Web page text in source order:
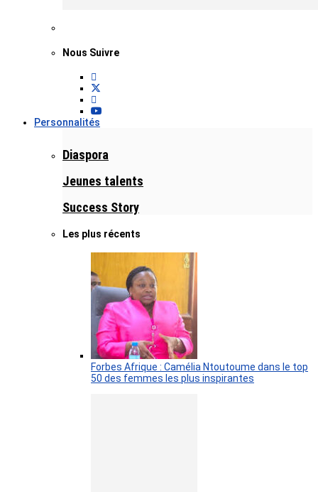
Nous Suivre
Personnalités
Diaspora
Jeunes talents
Success Story
Les plus récents
Forbes Afrique : Camélia Ntoutoume dans le top
50 des femmes les plus inspirantes